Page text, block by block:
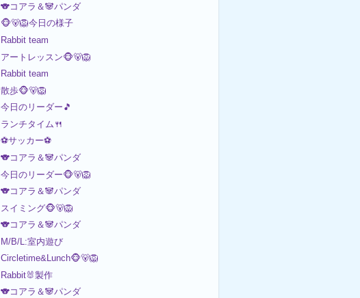
🐨コアラ＆🐼パンダ
🐵🐻🦁今日の様子
Rabbit team
アートレッスン🐵🐻🦁
Rabbit team
散歩🐵🐻🦁
今日のリーダー🎵
ランチタイム🍴
⚽サッカー⚽
🐨コアラ＆🐼パンダ
今日のリーダー🐵🐻🦁
🐨コアラ＆🐼パンダ
スイミング🐵🐻🦁
🐨コアラ＆🐼パンダ
M/B/L:室内遊び
Circletime&Lunch🐵🐻🦁
Rabbit🐰製作
🐨コアラ＆🐼パンダ